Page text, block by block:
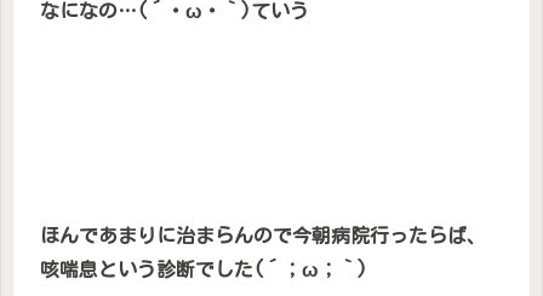
なになの…(´・ω・｀)ていう
ほんであまりに治まらんので今朝病院行ったらば、
咳喘息という診断でした(´；ω；｀)